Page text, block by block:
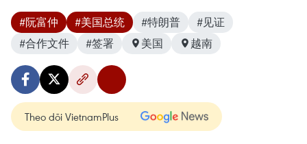
#阮富仲 #美国总统 #特朗普
#见证
#合作文件
#签署 美国 越南
Theo dõi VietnamPlus